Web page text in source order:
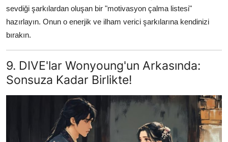
sevdiği şarkılardan oluşan bir "motivasyon çalma listesi"
hazırlayın. Onun o enerjik ve ilham verici şarkılarına kendinizi
bırakın.
9. DIVE'lar Wonyoung'un Arkasında:
Sonsuza Kadar Birlikte!